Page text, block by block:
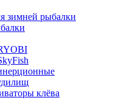
зимней рыбалки
клёва